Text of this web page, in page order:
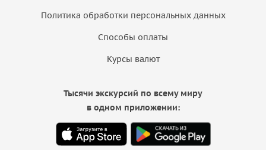
Политика обработки персональных данных
Способы оплаты
Курсы валют
Тысячи экскурсий по всему миру
в одном приложении: